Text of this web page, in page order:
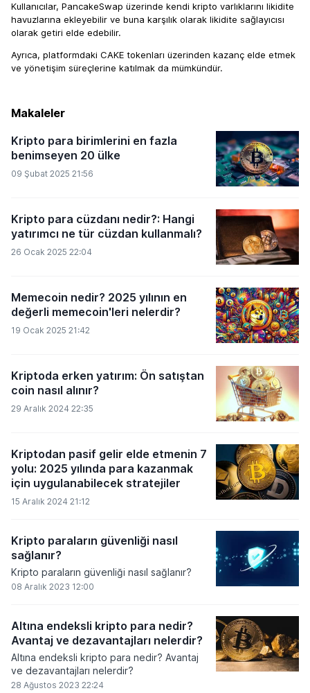
Kullanıcılar, PancakeSwap üzerinde kendi kripto varlıklarını likidite
havuzlarına ekleyebilir ve buna karşılık olarak likidite sağlayıcısı
olarak getiri elde edebilir.
Ayrıca, platformdaki CAKE tokenları üzerinden kazanç elde etmek
ve yönetişim süreçlerine katılmak da mümkündür.
Makaleler
Kripto para birimlerini en fazla
benimseyen 20 ülke
09 Şubat 2025 21:56
Kripto para cüzdanı nedir?: Hangi
yatırımcı ne tür cüzdan kullanmalı?
26 Ocak 2025 22:04
Memecoin nedir? 2025 yılının en
değerli memecoin'leri nelerdir?
19 Ocak 2025 21:42
Kriptoda erken yatırım: Ön satıştan
coin nasıl alınır?
29 Aralık 2024 22:35
Kriptodan pasif gelir elde etmenin 7
yolu: 2025 yılında para kazanmak
için uygulanabilecek stratejiler
15 Aralık 2024 21:12
Kripto paraların güvenliği nasıl
sağlanır?
Kripto paraların güvenliği nasıl sağlanır?
08 Aralık 2023 12:00
Altına endeksli kripto para nedir?
Avantaj ve dezavantajları nelerdir?
Altına endeksli kripto para nedir? Avantaj
ve dezavantajları nelerdir?
28 Ağustos 2023 22:24